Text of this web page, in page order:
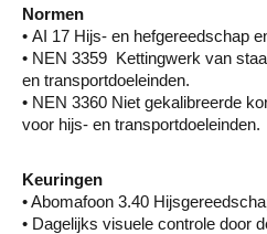
Normen
• AI 17 Hijs- en hefgereedschap
• NEN 3359 Kettingwerk van
en transportdoeleinden.
• NEN 3360 Niet gekalibreerde
voor hijs- en transportdoeleinden.
Keuringen
• Abomafoon 3.40
• Dagelijks visuele controle door